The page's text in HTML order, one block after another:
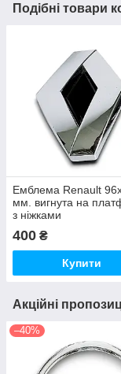
Подібні товари
Емблема Renault
мм. вигнута на
з ніжками
400 ₴
Купити
Акційні
–40%